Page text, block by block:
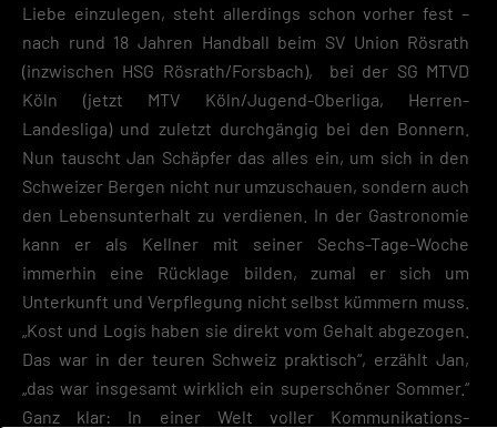
Liebe einzulegen, steht allerdings schon vorher fest –
nach rund 18 Jahren Handball beim SV Union Rösrath
(inzwischen HSG Rösrath/Forsbach), bei der SG MTVD
Köln (jetzt MTV Köln/Jugend-Oberliga, Herren-
Landesliga) und zuletzt durchgängig bei den Bonnern.
Nun tauscht Jan Schäpfer das alles ein, um sich in den
Schweizer Bergen nicht nur umzuschauen, sondern auch
den Lebensunterhalt zu verdienen. In der Gastronomie
kann er als Kellner mit seiner Sechs-Tage-Woche
immerhin eine Rücklage bilden, zumal er sich um
Unterkunft und Verpflegung nicht selbst kümmern muss.
„Kost und Logis haben sie direkt vom Gehalt abgezogen.
Das war in der teuren Schweiz praktisch“, erzählt Jan,
„das war insgesamt wirklich ein superschöner Sommer.“
Ganz klar: In einer Welt voller Kommunikations-